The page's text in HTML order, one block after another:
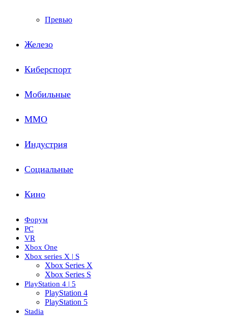
Превью
Железо
Киберспорт
Мобильные
ММО
Индустрия
Социальные
Кино
Форум
PC
VR
Xbox One
Xbox series X | S
Xbox Series X
Xbox Series S
PlayStation 4 | 5
PlayStation 4
PlayStation 5
Stadia